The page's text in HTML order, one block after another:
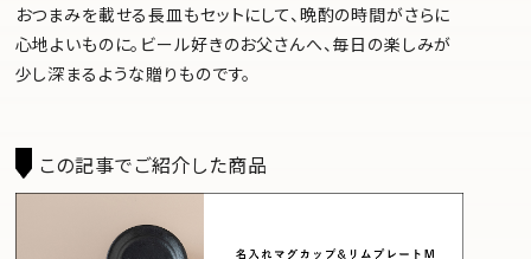
おつまみを載せる長皿もセットにして、晩酌の時間がさらに
心地よいものに。ビール好きのお父さんへ、毎日の楽しみが
少し深まるような贈りものです。
この記事でご紹介した商品